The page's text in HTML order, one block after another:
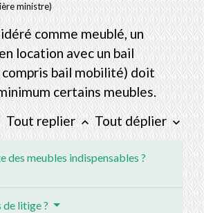
ministre)
comme meublé, un
location avec un bail
bail mobilité) doit
certains meubles.
Tout replier keyboard_arrow_up Tout déplier keyboard_arrow_down
des meubles indispensables ?
de litige ?